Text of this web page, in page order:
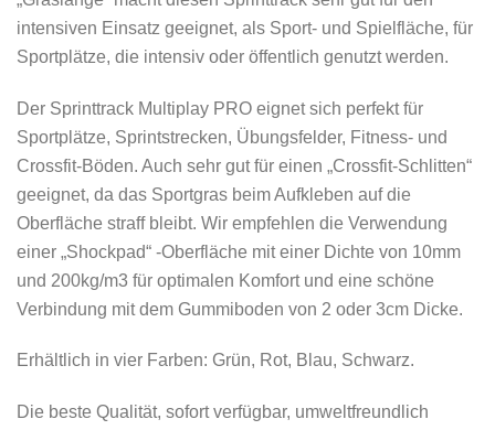
intensiven Einsatz geeignet, als Sport- und Spielfläche, für
Sportplätze, die intensiv oder öffentlich genutzt werden.
Der Sprinttrack Multiplay PRO eignet sich perfekt für
Sportplätze, Sprintstrecken, Übungsfelder, Fitness- und
Crossfit-Böden. Auch sehr gut für einen „Crossfit-Schlitten“
geeignet, da das Sportgras beim Aufkleben auf die
Oberfläche straff bleibt. Wir empfehlen die Verwendung
einer „Shockpad“ -Oberfläche mit einer Dichte von 10mm
und 200kg/m3 für optimalen Komfort und eine schöne
Verbindung mit dem Gummiboden von 2 oder 3cm Dicke.
Erhältlich in vier Farben: Grün, Rot, Blau, Schwarz.
Die beste Qualität, sofort verfügbar, umweltfreundlich